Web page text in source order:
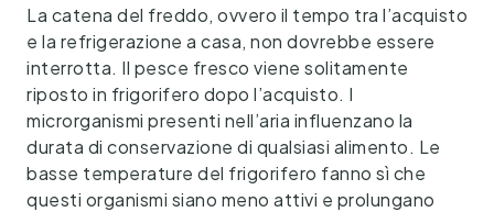
La catena del freddo, ovvero il tempo tra l’acquisto
e la refrigerazione a casa, non dovrebbe essere
interrotta. Il pesce fresco viene solitamente
riposto in frigorifero dopo l’acquisto. I
microrganismi presenti nell’aria influenzano la
durata di conservazione di qualsiasi alimento. Le
basse temperature del frigorifero fanno sì che
questi organismi siano meno attivi e prolungano